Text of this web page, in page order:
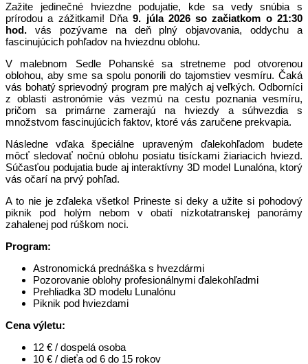
Zažite jedinečné hviezdne podujatie, kde sa vedy snúbia s
prírodou a zážitkami! Dňa9. júla 2026 so začiatkom o 21:30
hod. vás pozývame na deň plný objavovania, oddychu a
fascinujúcich pohľadov na hviezdnu oblohu.
V malebnom Sedle Pohanské sa stretneme pod otvorenou
oblohou, aby sme sa spolu ponorili do tajomstiev vesmíru. Čaká
vás bohatý sprievodný program pre malých aj veľkých. Odborníci
z oblasti astronómie vás vezmú na cestu poznania vesmíru,
pričom sa primárne zamerajú na hviezdy a súhvezdia s
množstvom fascinujúcich faktov, ktoré vás zaručene prekvapia.
Následne vďaka špeciálne upraveným ďalekohľadom budete
môcť sledovať nočnú oblohu posiatu tisíckami žiariacich hviezd.
Súčasťou podujatia bude aj interaktívny 3D model Lunalóna, ktorý
vás očarí na prvý pohľad.
A to nie je zďaleka všetko! Prineste si deky a užite si pohodový
piknik pod holým nebom v obatí nízkotatranskej panorámy
zahalenej pod rúškom noci.
Program:
Astronomická prednáška s hvezdármi
Pozorovanie oblohy profesionálnymi ďalekohľadmi
Prehliadka 3D modelu Lunalónu
Piknik pod hviezdami
Cena výletu:
12 € / dospelá osoba
10 € / dieťa od 6 do 15 rokov